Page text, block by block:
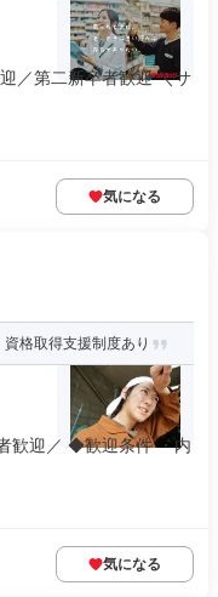
／第二新卒者歓迎 ＼サ
気になる
格取得支援制度あり
歓迎／ ◆歓迎条件 ・内
気になる